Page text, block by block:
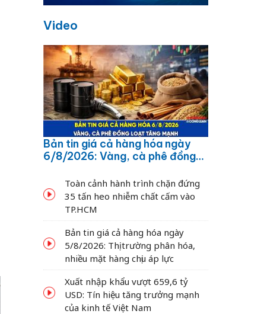
Video
Bản tin giá cả hàng hóa ngày
6/8/2026: Vàng, cà phê đồng
Toàn cảnh hành trình chặn đứng
35 tấn heo nhiễm chất cấm vào
TP.HCM
Bản tin giá cả hàng hóa ngày
5/8/2026: Thị trường phân hóa,
nhiều mặt hàng chịu áp lực
Xuất nhập khẩu vượt 659,6 tỷ
USD: Tín hiệu tăng trưởng mạnh
của kinh tế Việt Nam